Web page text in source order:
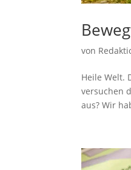
von
Heile Welt.
versuchen
aus? Wir